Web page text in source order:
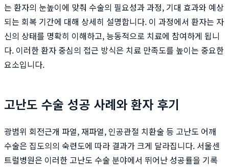
는 환자의 눈높이에 맞춰 수술의 필요성과 과정, 기대 효과와 예상
되는 회복 기간에 대해 상세히 설명합니다. 이 과정에서 환자는 자
신의 상태를 명확히 이해하고, 능동적으로 치료에 참여하게 됩니
다. 이러한 환자 중심의 접근 방식은 치료 만족도를 높이는 중요한
요소입니다.
고난도 수술 성공 사례와 환자 후기
광범위 회전근개 파열, 재파열, 인공관절 치환술 등 고난도 어깨
수술은 집도의의 숙련도에 따라 결과가 크게 달라집니다. 서울센
트럴병원은 이러한 고난도 수술 분야에서 뛰어난 성공률을 기록